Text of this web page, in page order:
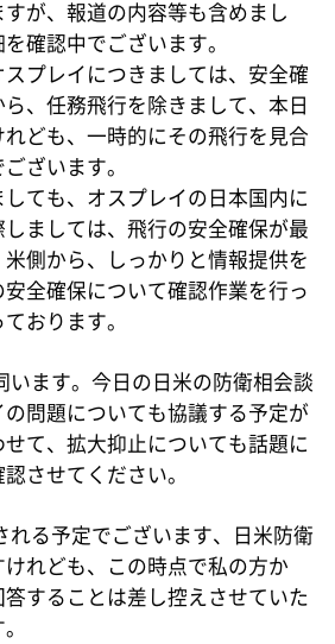
が、報道の内容等も含めまし
確認中でございます。
プレイにつきましては、安全確
、任務飛行を除きまして、本日
ども、一時的にその飛行を見合
ざいます。
ても、オスプレイの日本国内に
ましては、飛行の安全確保が最
側から、しっかりと情報提供を
全確保について確認作業を行っ
おります。
います。今日の日米の防衛相会談
問題についても協議する予定が
て、拡大抑止についても話題に
させてください。
れる予定でございます、日米防衛
れども、この時点で私の方か
することは差し控えさせていた